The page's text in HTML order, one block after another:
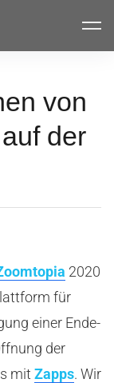
von
der
2020
für
einer Ende-
der
mit Zapps. Wir